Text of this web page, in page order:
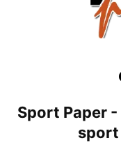
Sport Paper
sport